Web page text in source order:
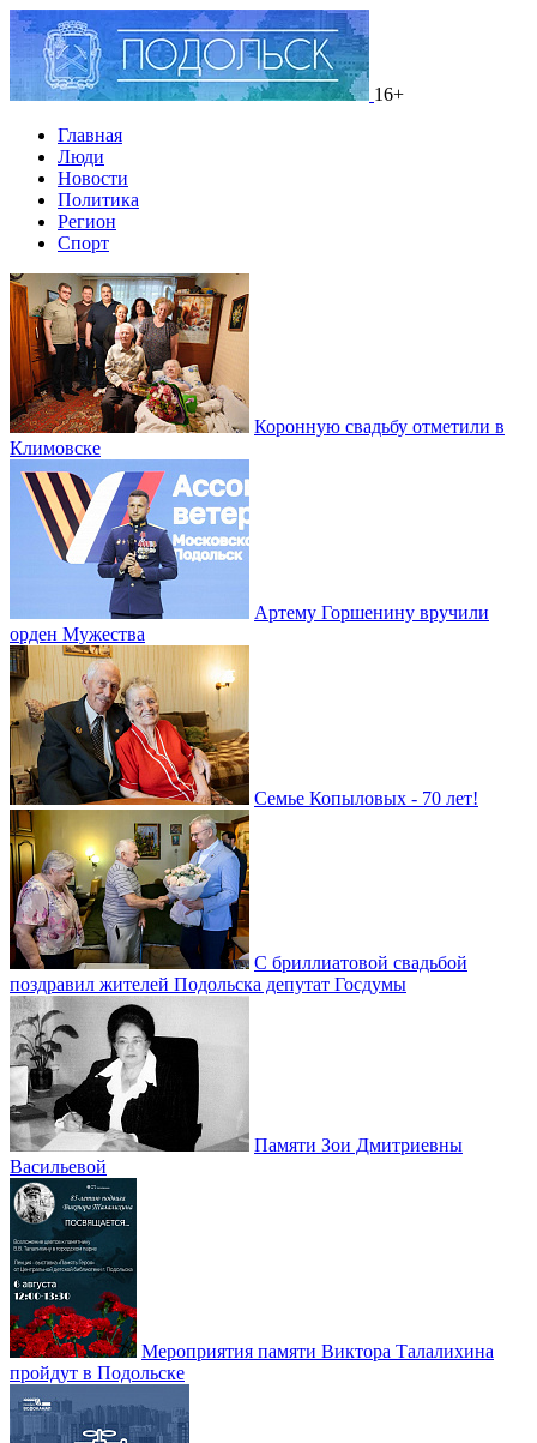
16+
Главная
Люди
Новости
Политика
Регион
Спорт
Коронную свадьбу отметили в
Климовске
Артему Горшенину вручили
орден Мужества
Семье Копыловых - 70 лет!
С бриллиатовой свадьбой
поздравил жителей Подольска депутат Госдумы
Памяти Зои Дмитриевны
Васильевой
Мероприятия памяти Виктора Талалихина
пройдут в Подольске